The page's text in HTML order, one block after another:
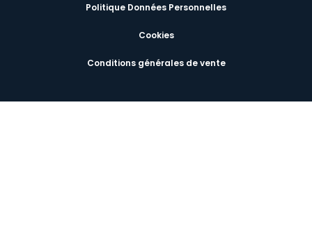
Politique Données Personnelles
Cookies
Conditions générales de vente